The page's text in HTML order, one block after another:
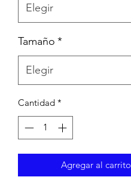
Tamaño *
Cantidad *
Agregar al carrito